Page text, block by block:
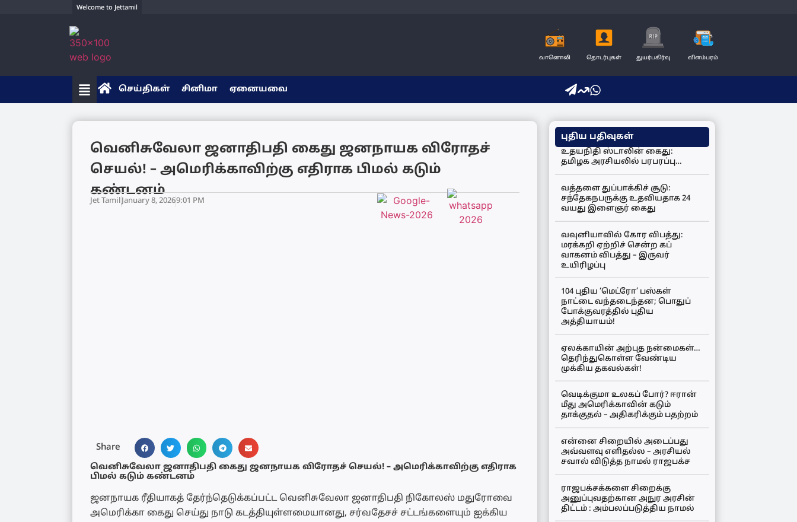
Welcome to Jettamil
வானொலி தொடர்புகள் துயர்பகிர்வு விளம்பரம்
செய்திகள் சினிமா ஏனையவை
வெனிசுவேலா ஜனாதிபதி கைது ஜனநாயக விரோதச்
செயல்! – அமெரிக்காவிற்கு எதிராக பிமல் கடும்
கண்டனம்
Jet TamilJanuary 8, 20269:01 PM
Share
வெனிசுவேலா ஜனாதிபதி கைது ஜனநாயக விரோதச் செயல்! – அமெரிக்காவிற்கு எதிராக
பிமல் கடும் கண்டனம்
ஜனநாயக ரீதியாகத் தேர்ந்தெடுக்கப்பட்ட வெனிசுவேலா ஜனாதிபதி நிகோலஸ் மதுரோவை
அமெரிக்கா கைது செய்து நாடு கடத்தியுள்ளமையானது, சர்வதேசச் சட்டங்களையும் ஐக்கிய
புதிய பதிவுகள்
உதயநிதி ஸ்டாலின் கைது:
தமிழக அரசியலில் பரபரப்பு…
வத்தளை துப்பாக்கிச் சூடு:
சந்தேகநபருக்கு உதவியதாக 24
வயது இளைஞர் கைது
வவுனியாவில் கோர விபத்து:
மரக்கறி ஏற்றிச் சென்ற கப்
வாகனம் விபத்து – இருவர்
உயிரிழப்பு
104 புதிய ‘மெட்ரோ’ பஸ்கள்
நாட்டை வந்தடைந்தன; பொதுப்
போக்குவரத்தில் புதிய
அத்தியாயம்!
ஏலக்காயின் அற்புத நன்மைகள்…
தெரிந்துகொள்ள வேண்டிய
முக்கிய தகவல்கள்!
வெடிக்குமா உலகப் போர்? ஈரான்
மீது அமெரிக்காவின் கடும்
தாக்குதல் – அதிகரிக்கும் பதற்றம்
என்னை சிறையில் அடைப்பது
அவ்வளவு எளிதல்ல – அரசியல்
சவால் விடுத்த நாமல் ராஜபக்ச
ராஜபக்சக்களை சிறைக்கு
அனுப்புவதற்கான அநுர அரசின்
திட்டம் : அம்பலப்படுத்திய நாமல்